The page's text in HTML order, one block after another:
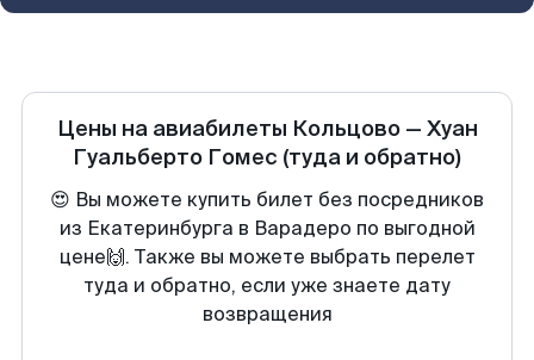
Цены на авиабилеты Кольцово— Хуан
Гуальберто Гомес (туда и обратно)
😍 Вы можете купить билет без посредников
из Екатеринбурга в Варадеро по выгодной
цене🙌. Также вы можете выбрать перелет
туда и обратно, если уже знаете дату
возвращения